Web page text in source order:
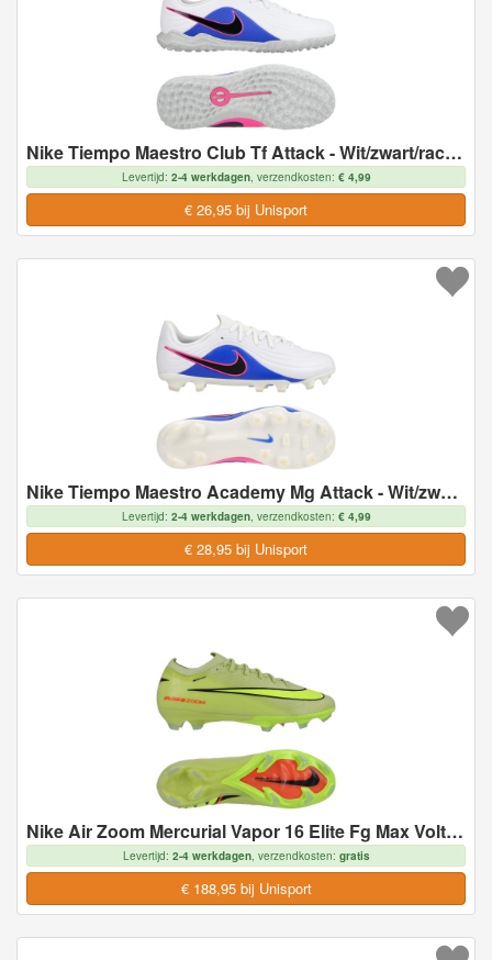
Nike Tiempo Maestro Club Tf Attack - Wit/zwart/racer Blue/roze Kids - Turf (Tf), maat 38
Levertijd: 2-4 werkdagen, verzendkosten: € 4,99
€ 26,95 bij Unisport
Nike Tiempo Maestro Academy Mg Attack - Wit/zwart/racer Blue/roze Kids - Multi Ground (Mg), maat 38
Levertijd: 2-4 werkdagen, verzendkosten: € 4,99
€ 28,95 bij Unisport
Nike Air Zoom Mercurial Vapor 16 Elite Fg Max Voltage - Geel/neon/oranje - Natuurgras (Fg), maat 36
Levertijd: 2-4 werkdagen, verzendkosten: gratis
€ 188,95 bij Unisport